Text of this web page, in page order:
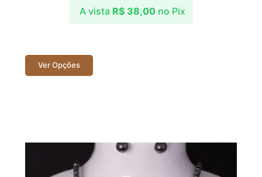
A vista R$38,00 no Pix
Ver Opções